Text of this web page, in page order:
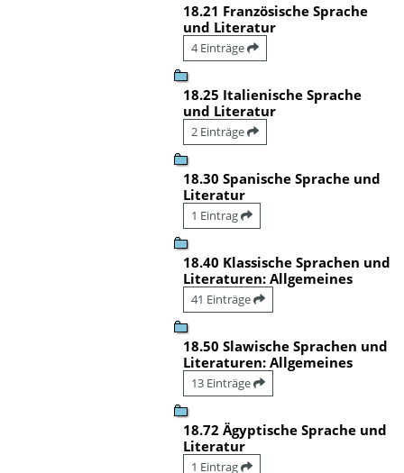
18.21 Französische Sprache
und Literatur
4 Einträge
18.25 Italienische Sprache
und Literatur
2 Einträge
18.30 Spanische Sprache und
Literatur
1 Eintrag
18.40 Klassische Sprachen und
Literaturen: Allgemeines
41 Einträge
18.50 Slawische Sprachen und
Literaturen: Allgemeines
13 Einträge
18.72 Ägyptische Sprache und
Literatur
1 Eintrag